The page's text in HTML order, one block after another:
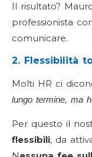
Il risultato?
professionista
comunicare.
2. Flessibilità
Molti HR ci
lungo termine, ma
Per questo il
flessibili, da